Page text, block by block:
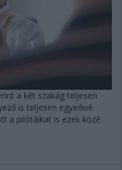
a két szakág teljesen
is teljesen egyedivé
a pilótáikat is ezek közé